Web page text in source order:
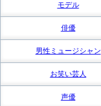
モデル
俳優
男性ミュージシャン
お笑い芸人
声優